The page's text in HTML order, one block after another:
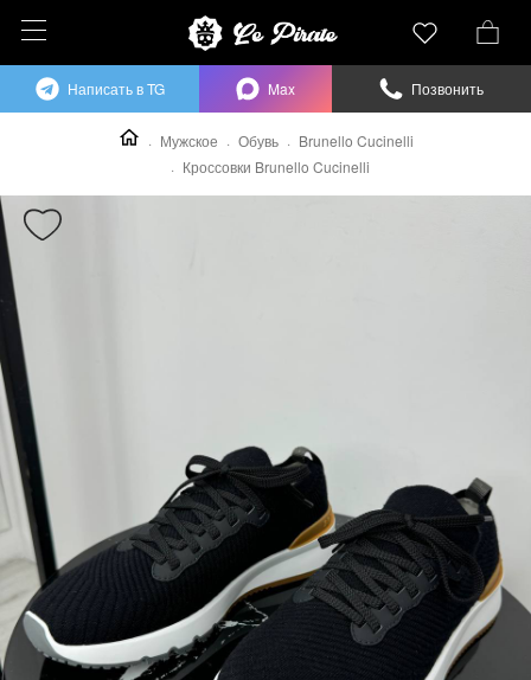
Мужское Обувь
Brunello Cucinelli
Кроссовки Brunello Cucinelli
Написать в TG Max Позвонить